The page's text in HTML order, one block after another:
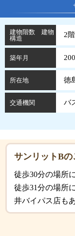
建物階数 建物
構造
2
築年月
所在地 徳
交通機関 バ
サンリットBの
徒歩30分の場所
徒歩31分の場所
井バイパス店も